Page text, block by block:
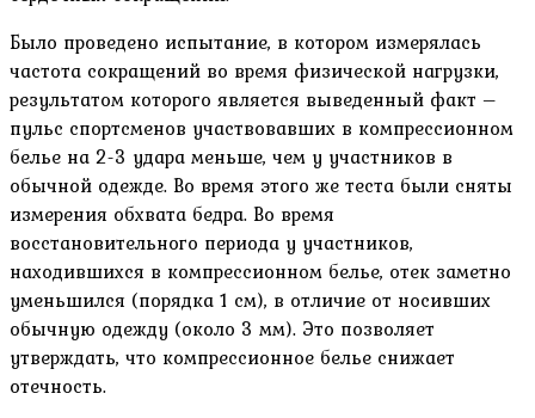
Было проведено испытание, в котором измерялась
частота сокращений во время физической нагрузки,
результатом которого является выведенный факт –
пульс спортсменов участвовавших в компрессионном
белье на 2-3 удара меньше, чем у участников в
обычной одежде. Во время этого же теста были сняты
измерения обхвата бедра. Во время
восстановительного периода у участников,
находившихся в компрессионном белье, отек заметно
уменьшился (порядка 1 см), в отличие от носивших
обычную одежду (около 3 мм). Это позволяет
утверждать, что компрессионное белье снижает
отечность.